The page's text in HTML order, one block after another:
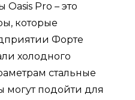
Pro – это
которые
Форте
холодного
стальные
могут подойти для